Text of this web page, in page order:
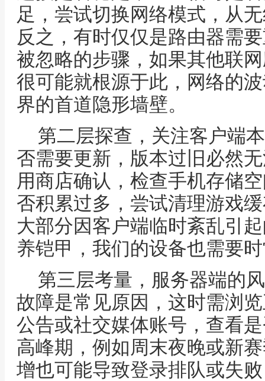
足，尝试切换网络模式，从
反之，有时仅仅是路由器需
被忽略的步骤，如果其他联
很可能就根源于此，网络的
界的首道隐形墙壁。
第二层探查，关注客户端
否需要更新，版本过旧必然
用商店确认，检查手机存储
否积累过多，尝试清理游戏
大部分因客户端临时紊乱引
养铠甲，我们的设备也需要
第三层考量，服务器端的
故障是常见原因，这时需浏
公告或社交媒体账号，查看
高峰期，例如周末夜晚或新
增也可能导致登录排队或失